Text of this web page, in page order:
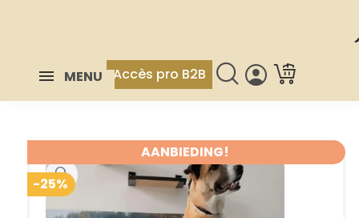
MENU Accès pro B2B
AANBIEDING!
-25%